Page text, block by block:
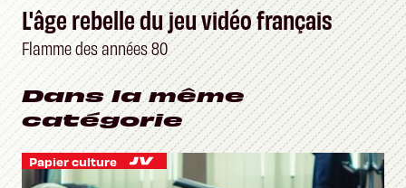
L'âge rebelle du jeu vidéo français
Flamme des années 80
Dans la même
catégorie
Papier culture